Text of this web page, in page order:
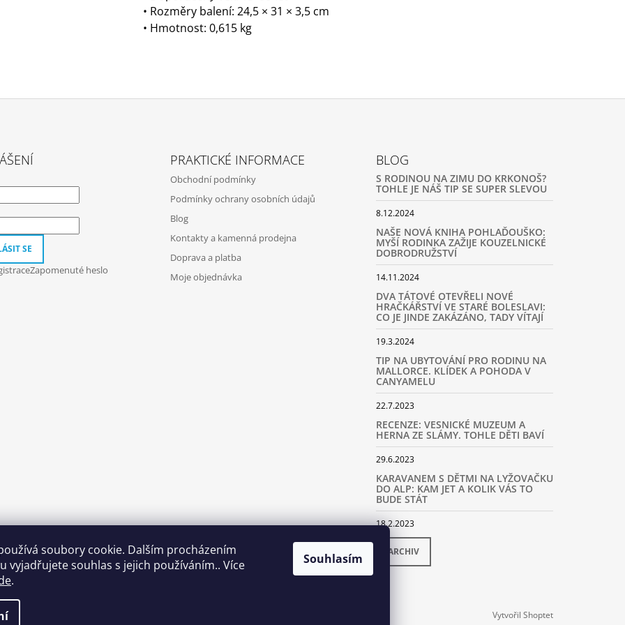
soubory cookie. Dalším procházením
vyjadřujete souhlas s jejich používáním.. Více
.
Souhlasím
• Rozměry balení: 24,5 × 31 × 3,5 cm
• Hmotnost: 0,615 kg
SE
Zapomenuté heslo
PRAKTICKÉ INFORMACE
Obchodní podmínky
Podmínky ochrany osobních údajů
Blog
Kontakty a kamenná prodejna
Doprava a platba
Moje objednávka
BLOG
S RODINOU NA ZIMU DO KRKONOŠ?
TOHLE JE NÁŠ TIP SE SUPER SLEVOU
8.12.2024
NAŠE NOVÁ KNIHA POHLAĎOUŠKO:
MYŠÍ RODINKA ZAŽIJE KOUZELNICKÉ
DOBRODRUŽSTVÍ
14.11.2024
DVA TÁTOVÉ OTEVŘELI NOVÉ
HRAČKÁŘSTVÍ VE STARÉ BOLESLAVI:
CO JE JINDE ZAKÁZÁNO, TADY VÍTAJÍ
19.3.2024
TIP NA UBYTOVÁNÍ PRO RODINU NA
MALLORCE. KLÍDEK A POHODA V
CANYAMELU
22.7.2023
RECENZE: VESNICKÉ MUZEUM A
HERNA ZE SLÁMY. TOHLE DĚTI BAVÍ
29.6.2023
KARAVANEM S DĚTMI NA LYŽOVAČKU
DO ALP: KAM JET A KOLIK VÁS TO
BUDE STÁT
18.2.2023
ARCHIV
Vytvořil Shoptet